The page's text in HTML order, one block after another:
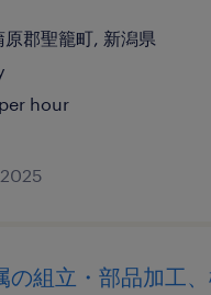
原郡聖籠町, 新潟県
hour
の組立・部品加工